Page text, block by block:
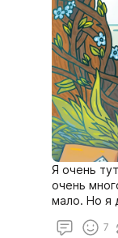
Я очень
очень
мало. Но я дорисовала открытку на Валентинку! В
7